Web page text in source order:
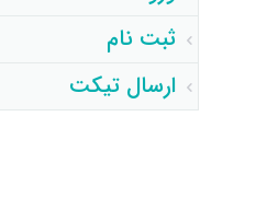
ثبت نام
ارسال تیکت